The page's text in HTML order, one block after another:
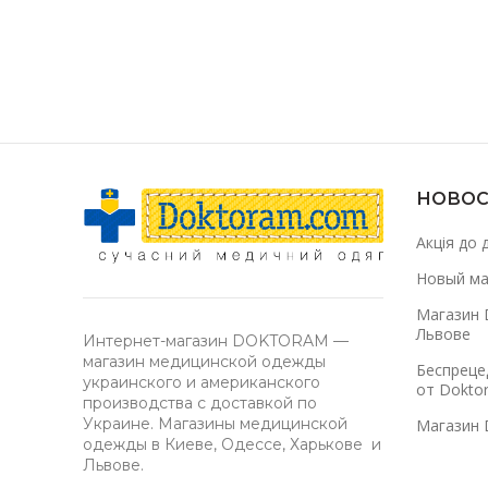
Интернет-магазин DOKTORAM —
магазин медицинской одежды
украинского и американского
производства с доставкой по
Украине. Магазины медицинской
одежды в Киеве, Одессе, Харькове и
Львове.
Акція до
Новый
Магазин
Львове
от
Магазин